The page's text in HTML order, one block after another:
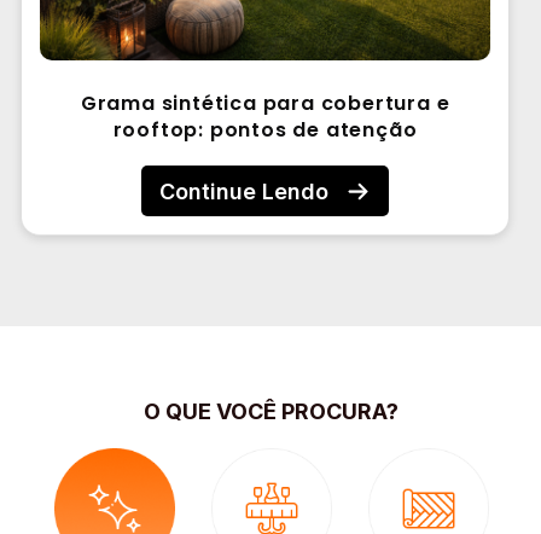
Grama sintética para cobertura e
rooftop: pontos de atenção
Continue Lendo
O QUE VOCÊ PROCURA?